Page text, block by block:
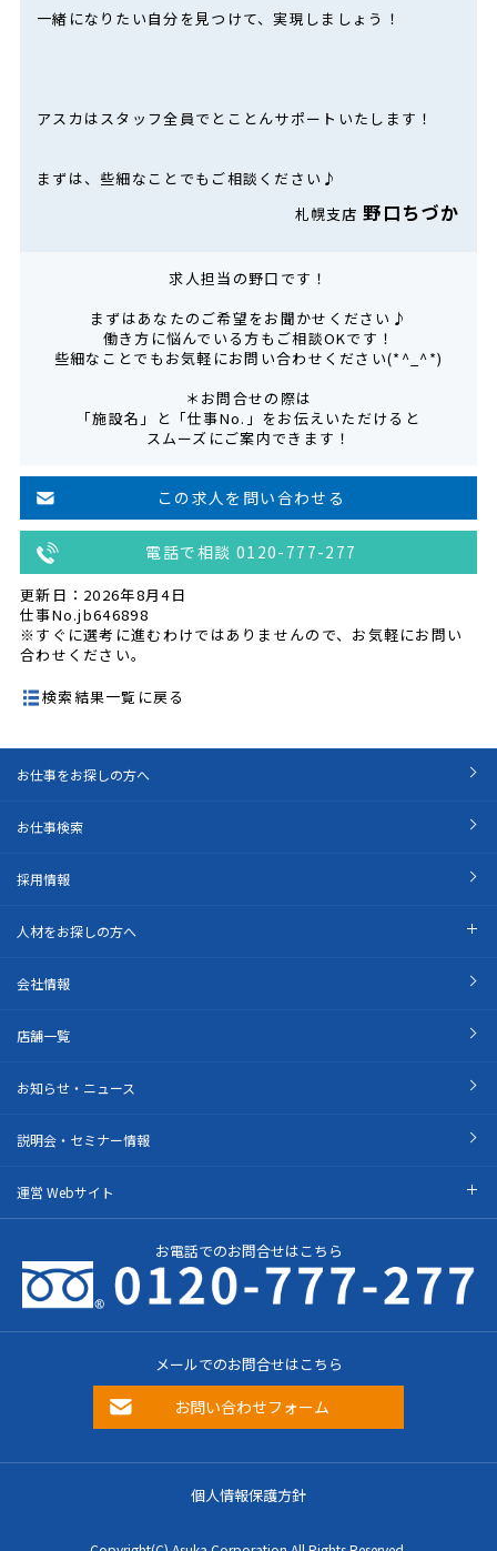
一緒になりたい自分を見つけて、実現しましょう！
アスカはスタッフ全員でとことんサポートいたします！
まずは、些細なことでもご相談ください♪
札幌支店野口ちづか
求人担当の野口です！
まずはあなたのご希望をお聞かせください♪
働き方に悩んでいる方もご相談OKです！
些細なことでもお気軽にお問い合わせください(*^_^*)
＊お問合せの際は
「施設名」と「仕事No.」をお伝えいただけると
スムーズにご案内できます！
この求人を問い合わせる
電話で相談 0120-777-277
更新日：2026年8月4日
仕事No.jb646898
※すぐに選考に進むわけではありませんので、お気軽にお問い
合わせください。
検索結果一覧に戻る
お仕事をお探しの方へ
お仕事検索
採用情報
人材をお探しの方へ
会社情報
店舗一覧
お知らせ・ニュース
説明会・セミナー情報
運営 Webサイト
お電話でのお問合せはこちら
メールでのお問合せはこちら
お問い合わせフォーム
個人情報保護方針